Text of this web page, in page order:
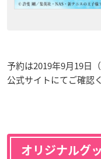
予約は2019年9月19日
公式サイトにてご確認
オリジナルグ